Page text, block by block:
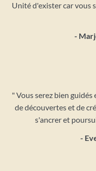
Unité d'exister car vous
-
" Vous serez bien guidés
de découvertes et de
s'ancrer et
-